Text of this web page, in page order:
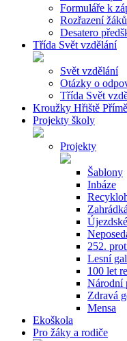
Formuláře k
Rozřazení
Desatero
Třída Svět vzdělání
Svět vzdělání
Otázky o
Třída Svět
Kroužky Hřiště
Projekty školy
Projekty
Šablony
Inbáze
252.
Lesní
100 let
Národní
Zdravá
Mensa
Ekoškola
Pro žáky a rodiče